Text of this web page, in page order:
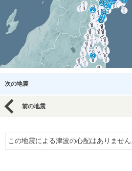
次の地震
前の地震
この地震による津波の心配はありません